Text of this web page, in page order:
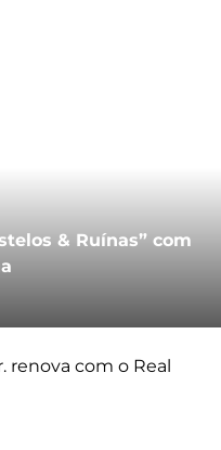
& Ruínas” com